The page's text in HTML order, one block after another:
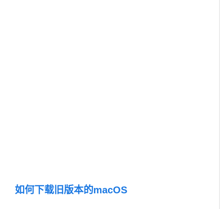
如何下载旧版本的macOS